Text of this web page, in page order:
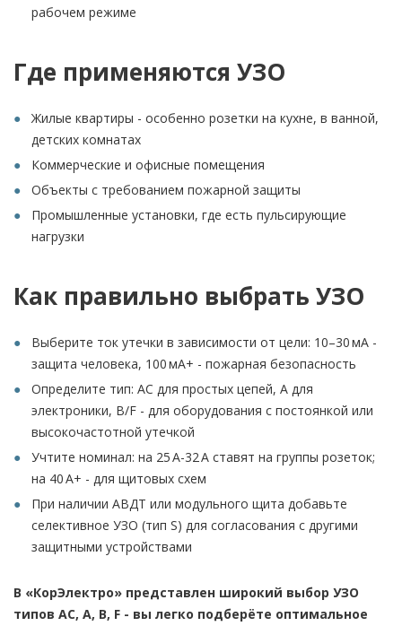
рабочем режиме
Где применяются УЗО
Жилые квартиры - особенно розетки на кухне, в ванной,
детских комнатах
Коммерческие и офисные помещения
Объекты с требованием пожарной защиты
Промышленные установки, где есть пульсирующие
нагрузки
Как правильно выбрать УЗО
Выберите ток утечки в зависимости от цели: 10–30 мА -
защита человека, 100 мА+ - пожарная безопасность
Определите тип: AC для простых цепей, A для
электроники, B/F - для оборудования с постоянкой или
высокочастотной утечкой
Учтите номинал: на 25 А-32 А ставят на группы розеток;
на 40 А+ - для щитовых схем
При наличии АВДТ или модульного щита добавьте
селективное УЗО (тип S) для согласования с другими
защитными устройствами
В «КорЭлектро» представлен широкий выбор УЗО
типов AC, A, B, F - вы легко подберёте оптимальное